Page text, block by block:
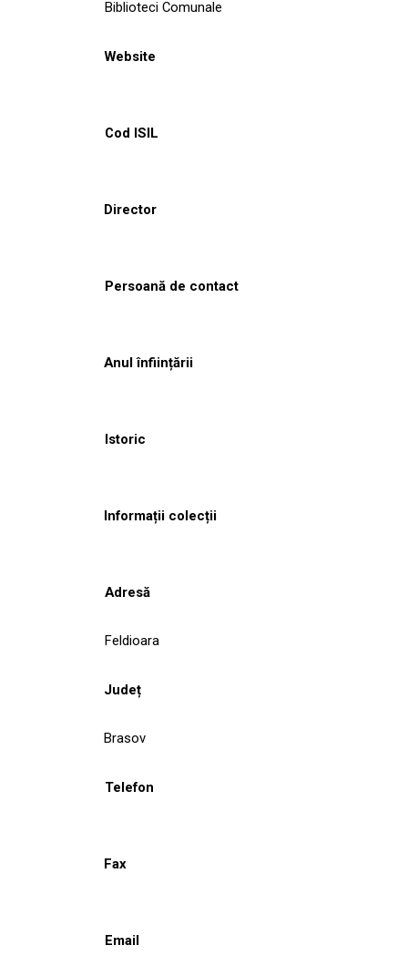
Biblioteci Comunale
Website
Cod ISIL
Director
Persoană de contact
Anul înființării
Istoric
Informații colecții
Adresă
Feldioara
Județ
Brasov
Telefon
Fax
Email